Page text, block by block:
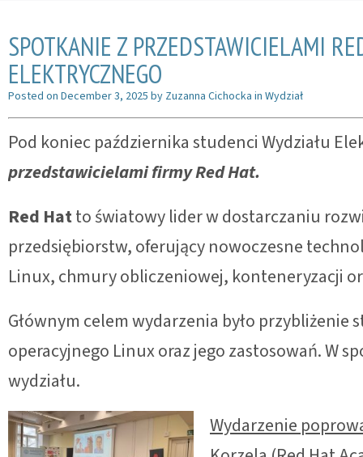
SPOTKANIE Z PRZEDSTAWICIELAMI
ELEKTRYCZNEGO
Posted on December 3, 2025 by Zuzanna Cichocka in Wydział
Pod koniec października studenci Wydziału
przedstawicielami firmy Red Hat.
Red Hatto światowy lider w dostarczaniu
przedsiębiorstw, oferujący nowoczesne
Linux, chmury obliczeniowej, konteneryzacji
Głównym celem wydarzenia było
operacyjnego Linux oraz jego zastosowań. W
wydziału.
Wydarzenie